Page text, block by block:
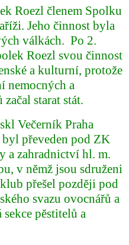
Roezl členem Spolku
Jeho činnost byla
válkách. Po 2.
Roezl svou činnost
a kulturní, protože
nemocných a
starat stát.
Večerník Praha
převeden pod ZK
a zahradnictví hl. m.
v němž jsou sdruženi
přešel později pod
svazu ovocnářů a
pěstitelů a